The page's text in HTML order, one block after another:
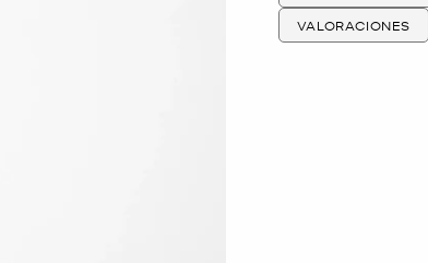
VALORACIONES